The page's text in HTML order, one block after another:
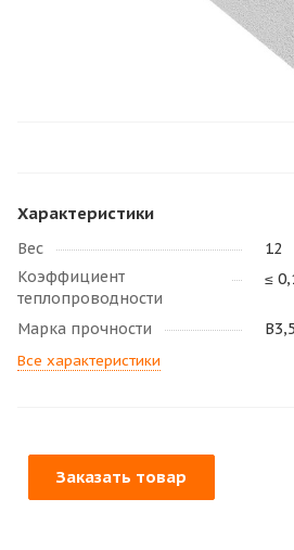
Характеристики
Вес
12
Коэффициент
теплопроводности
≤
Марка прочности В3,5
Все характеристики
Заказать товар